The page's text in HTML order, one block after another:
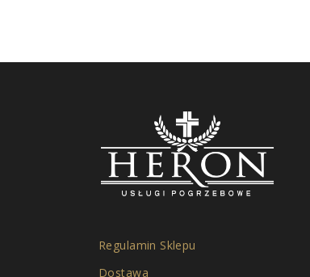
Regulamin Sklepu
Dostawa